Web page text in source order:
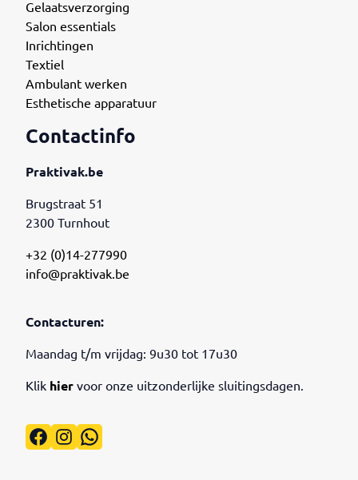
Contactinfo
Praktivak.be
Brugstraat 51
2300 Turnhout
+32 (0)14-277990
info@praktivak.be
Contacturen:
Maandag t/m vrijdag: 9u30 tot 17u30
Klik hier voor onze uitzonderlijke sluitingsdagen.
Facebook
Instagram
WhatsApp
Gelaatsverzorging
Salon essentials
Inrichtingen
Textiel
Ambulant werken
Esthetische apparatuur